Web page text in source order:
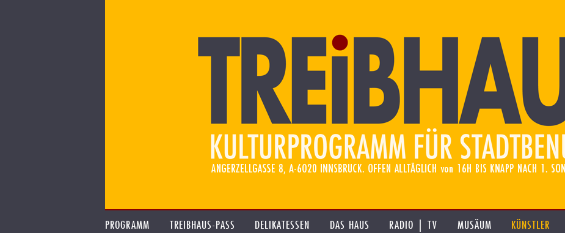
PROGRAMM TREIBHAUS-PASS DELIKATESSEN DAS HAUS RADIO | TV MUSÄUM KÜNSTLER